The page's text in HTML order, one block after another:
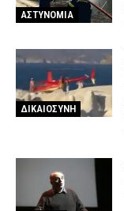
ΑΣΤΥΝΟΜΙΑ
ΔΙΚΑΙΟΣΥΝΗ